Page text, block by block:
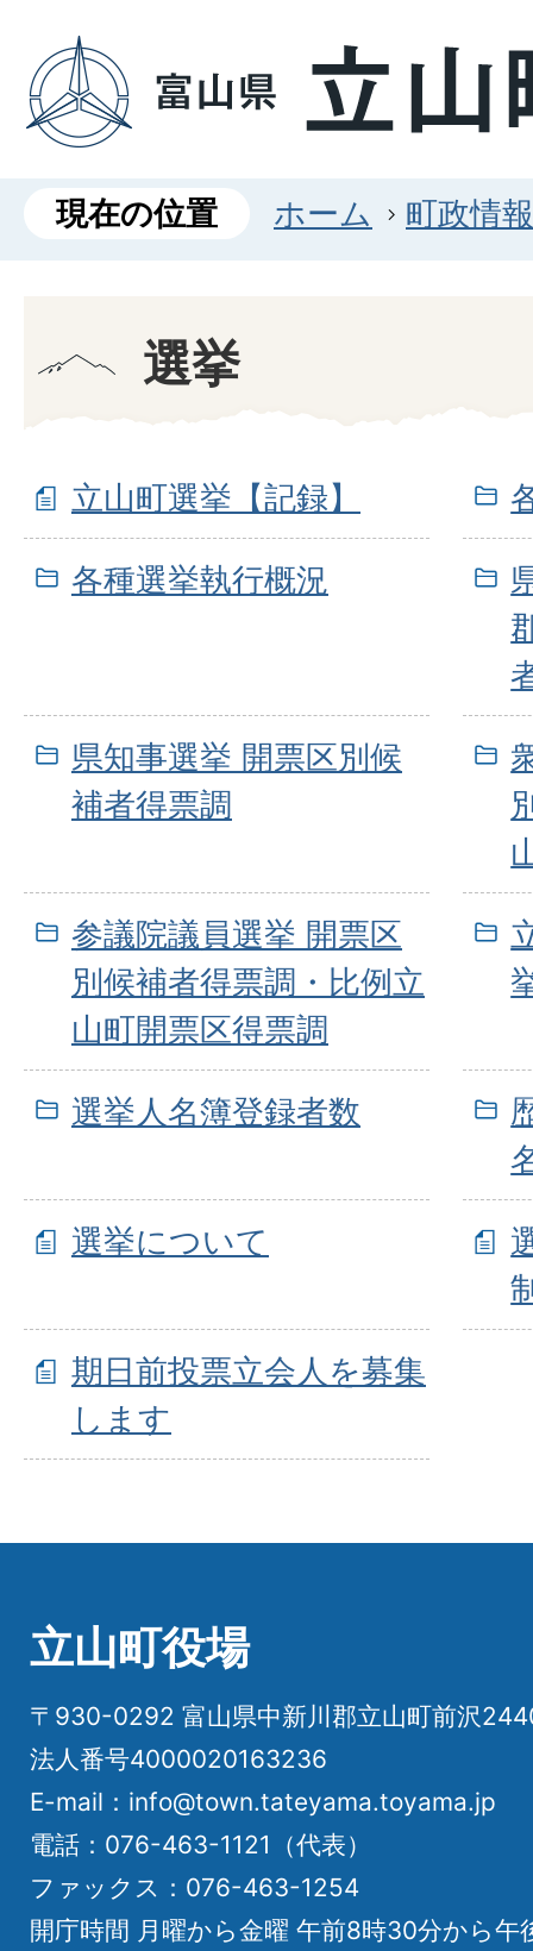
現在の位置 ホーム 町政情報
選挙
立山町選挙【記録】
各種選挙執行概況
県知事選挙 開票区別候
補者得票調
参議院議員選挙 開票区
別候補者得票調・比例立
山町開票区得票調
選挙人名簿登録者数
選挙について
期日前投票立会人を募集
します
立山町役場
〒930-0292 富山県中新川郡立山町前沢
法人番号4000020163236
E-mail：info@town.tateyama.toyama.jp
電話：076-463-1121（代表）
ファックス：076-463-1254
開庁時間 月曜から金曜 午前8時30分から午